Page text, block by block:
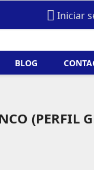
 Iniciar
BLOG
(PERFIL